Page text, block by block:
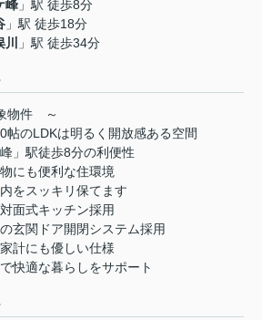
峰 」駅 徒歩8分
」駅 徒歩18分
川 」駅 徒歩34分
物件 ～
のLDKは明るく開放感ある空間
」駅徒歩8分の利便性
にも便利な住環境
をスッキリ保てます
面式キッチン採用
玄関ドア開閉システム採用
計にも優しい仕様
快適な暮らしをサポート